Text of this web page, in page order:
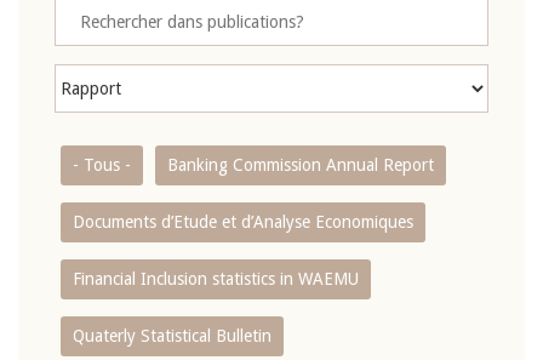
- Tous - Banking Commission Annual Report
Documents d’Etude et d’Analyse Economiques
Financial Inclusion statistics in WAEMU
Quaterly Statistical Bulletin